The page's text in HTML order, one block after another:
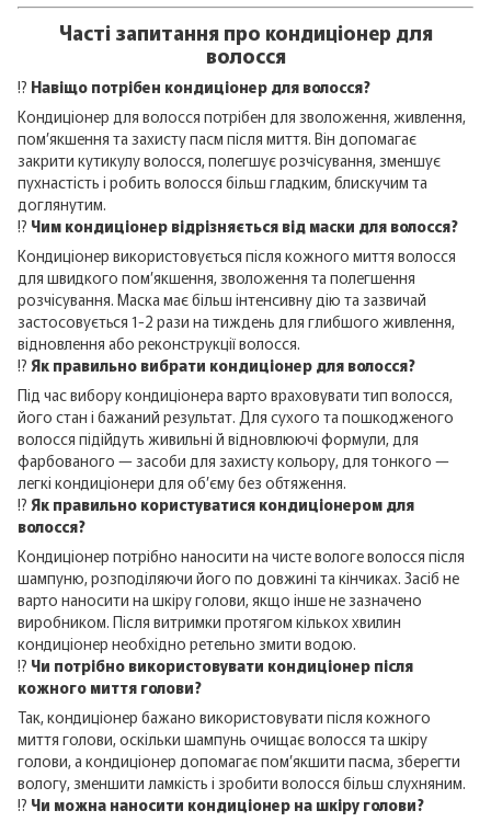
Часті запитання про кондиціонер для
волосся
⁉️ Навіщо потрібен кондиціонер для волосся?
Кондиціонер для волосся потрібен для зволоження, живлення,
пом’якшення та захисту пасм після миття. Він допомагає
закрити кутикулу волосся, полегшує розчісування, зменшує
пухнастість і робить волосся більш гладким, блискучим та
доглянутим.
⁉️ Чим кондиціонер відрізняється від маски для волосся?
Кондиціонер використовується після кожного миття волосся
для швидкого пом’якшення, зволоження та полегшення
розчісування. Маска має більш інтенсивну дію та зазвичай
застосовується 1-2 рази на тиждень для глибшого живлення,
відновлення або реконструкції волосся.
⁉️ Як правильно вибрати кондиціонер для волосся?
Під час вибору кондиціонера варто враховувати тип волосся,
його стан і бажаний результат. Для сухого та пошкодженого
волосся підійдуть живильні й відновлюючі формули, для
фарбованого — засоби для захисту кольору, для тонкого —
легкі кондиціонери для об’єму без обтяження.
⁉️ Як правильно користуватися кондиціонером для
волосся?
Кондиціонер потрібно наносити на чисте вологе волосся після
шампуню, розподіляючи його по довжині та кінчиках. Засіб не
варто наносити на шкіру голови, якщо інше не зазначено
виробником. Після витримки протягом кількох хвилин
кондиціонер необхідно ретельно змити водою.
⁉️ Чи потрібно використовувати кондиціонер після
кожного миття голови?
Так, кондиціонер бажано використовувати після кожного
миття голови, оскільки шампунь очищає волосся та шкіру
голови, а кондиціонер допомагає пом’якшити пасма, зберегти
вологу, зменшити ламкість і зробити волосся більш слухняним.
⁉️ Чи можна наносити кондиціонер на шкіру голови?